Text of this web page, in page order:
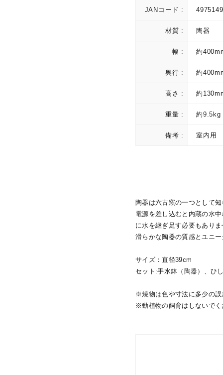
JANコード :
材質 : 陶器
幅 : 約
奥行 : 約
高さ : 約
重量 : 約9.5kg
備考 : 室内用
陶器は六古窯の一つとして
電源を差し込むと内蔵の水
に水を継ぎ足す必要もあり
滑らかな陶器の質感とユニ
サイズ：直径39cm
セット:手水鉢（陶器）、ひ
※焼物は色や寸法に多少の
※動植物の飼育はしないでく